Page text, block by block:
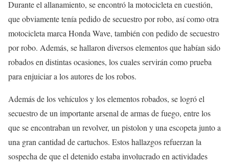
Durante el allanamiento, se encontró la motocicleta en cuestión,
que obviamente tenía pedido de secuestro por robo, así como otra
motocicleta marca Honda Wave, también con pedido de secuestro
por robo. Además, se hallaron diversos elementos que habían sido
robados en distintas ocasiones, los cuales servirán como prueba
para enjuiciar a los autores de los robos.
Además de los vehículos y los elementos robados, se logró el
secuestro de un importante arsenal de armas de fuego, entre los
que se encontraban un revolver, un pistolon y una escopeta junto a
una gran cantidad de cartuchos. Estos hallazgos refuerzan la
sospecha de que el detenido estaba involucrado en actividades